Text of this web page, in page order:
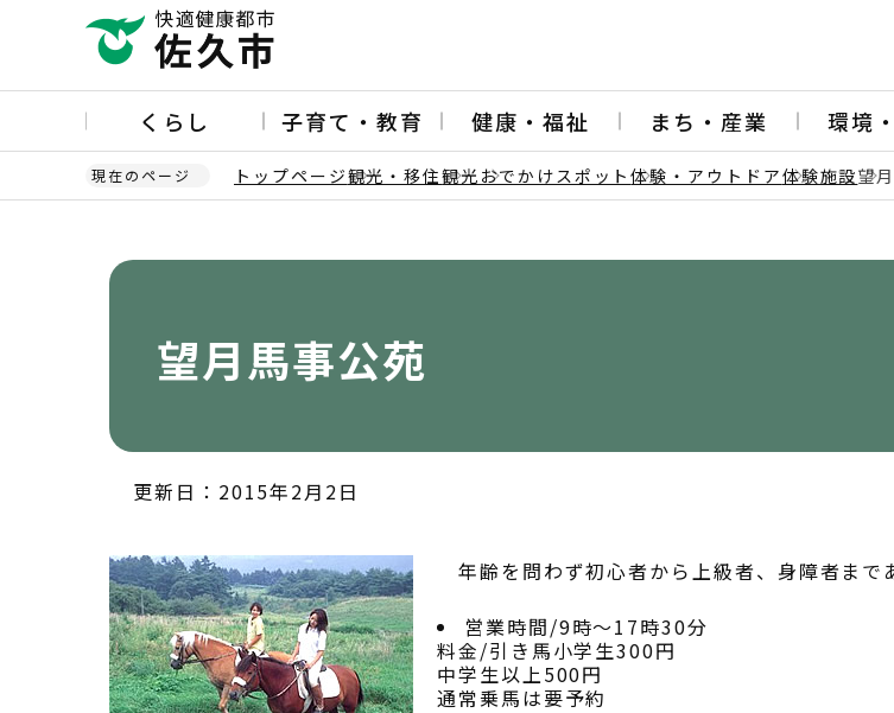
ー
の
くらし 子育て・教育 健康・福祉 まち・産業 環境
現在のページ トップページ観光・移住観光 おでかけスポット体験・アウトドア体験施設望
望月馬事公苑
更新日：2015年2月2日
年齢を問わず初心者から上級者、身障者まで
営業時間/9時～17時30分
料金/引き馬小学生300円
中学生以上500円
通常乗馬は要予約